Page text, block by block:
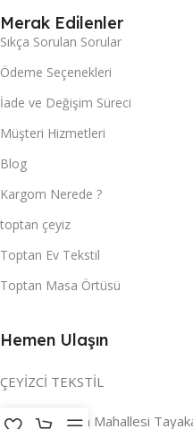
Merak Edilenler
Sıkça Sorulan Sorular
Ödeme Seçenekleri
İade ve Değişim Süreci
Müşteri Hizmetleri
Blog
Kargom Nerede ?
toptan çeyiz
Toptan Ev Tekstil
Toptan Masa Örtüsü
Hemen Ulaşın
ÇEYİZCİ TEKSTİL
Adres:Reyhan Mahallesi